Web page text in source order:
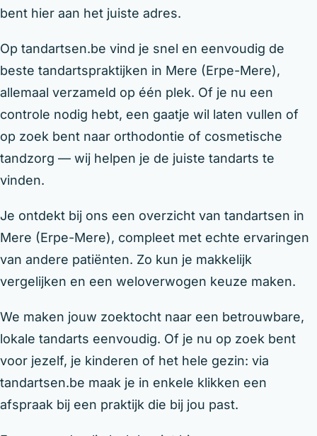
bent hier aan het juiste adres.
Op tandartsen.be vind je snel en eenvoudig de
beste tandartspraktijken in Mere (Erpe-Mere),
allemaal verzameld op één plek. Of je nu een
controle nodig hebt, een gaatje wil laten vullen of
op zoek bent naar orthodontie of cosmetische
tandzorg — wij helpen je de juiste tandarts te
vinden.
Je ontdekt bij ons een overzicht van tandartsen in
Mere (Erpe-Mere), compleet met echte ervaringen
van andere patiënten. Zo kun je makkelijk
vergelijken en een weloverwogen keuze maken.
We maken jouw zoektocht naar een betrouwbare,
lokale tandarts eenvoudig. Of je nu op zoek bent
voor jezelf, je kinderen of het hele gezin: via
tandartsen.be maak je in enkele klikken een
afspraak bij een praktijk die bij jou past.